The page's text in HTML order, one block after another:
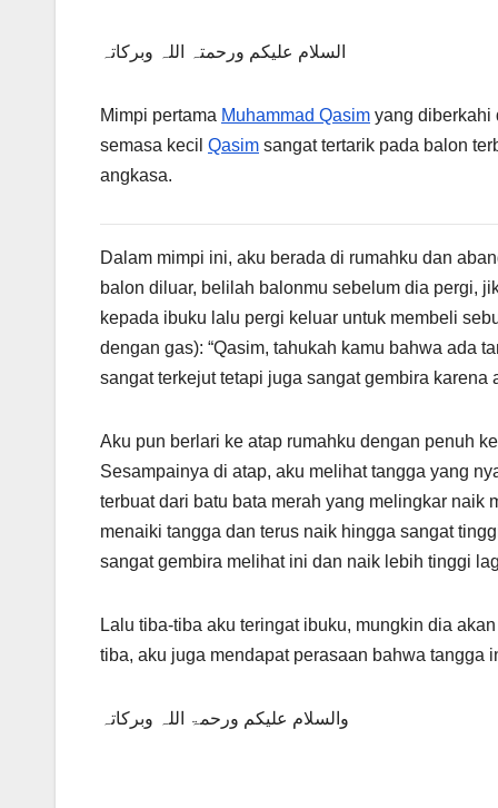
السلام علیکم ورحمتہ اللہ وبرکاتہ
Mimpi pertama Muhammad Qasim yang diberkahi
semasa kecil Qasim sangat tertarik pada balon
angkasa.
Dalam mimpi ini, aku berada di rumahku dan
balon diluar, belilah balonmu sebelum dia pergi,
kepada ibuku lalu pergi keluar untuk membeli
dengan gas): “Qasim, tahukah kamu bahwa ada
sangat terkejut tetapi juga sangat gembira
Aku pun berlari ke atap rumahku dengan penuh
Sesampainya di atap, aku melihat tangga yang
terbuat dari batu bata merah yang melingkar naik
menaiki tangga dan terus naik hingga sangat
sangat gembira melihat ini dan naik lebih tinggi
Lalu tiba-tiba aku teringat ibuku, mungkin dia
والسلام علیکم ورحمۃ اللہ وبرکاتہ